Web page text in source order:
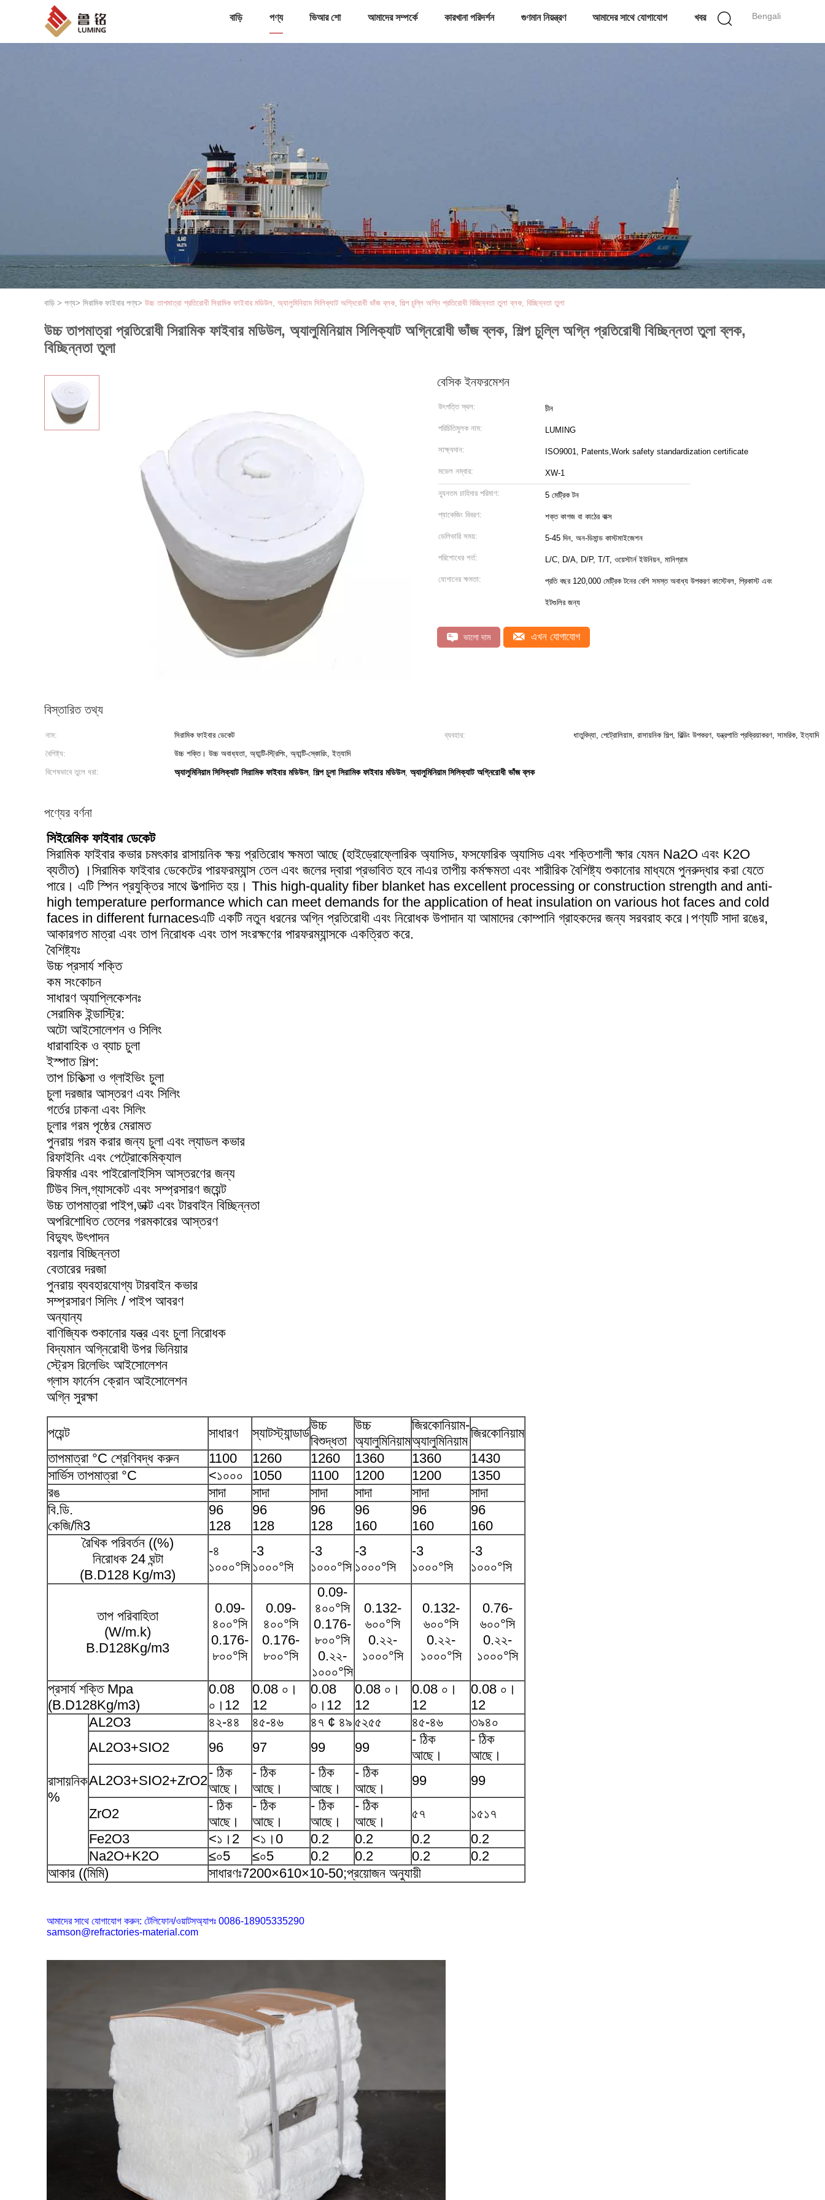
Bengali
বাড়ি পণ্য ভিআর শো আমাদের সম্পর্কে কারখানা পরিদর্শন গুণমান নিয়ন্ত্রণ আমাদের সাথে যোগাযোগ খবর
বাড়ি > পণ্য> সিরামিক ফাইবার পণ্য> উচ্চ তাপমাত্রা প্রতিরোধী সিরামিক ফাইবার মডিউল, অ্যালুমিনিয়াম সিলিক্যাট অগ্নিরোধী ভাঁজ ব্লক, শিল্প চুল্লি অগ্নি প্রতিরোধী বিচ্ছিন্নতা তুলা ব্লক, বিচ্ছিন্নতা তুলা
উচ্চ তাপমাত্রা প্রতিরোধী সিরামিক ফাইবার মডিউল, অ্যালুমিনিয়াম সিলিক্যাট অগ্নিরোধী ভাঁজ ব্লক, শিল্প চুল্লি অগ্নি প্রতিরোধী বিচ্ছিন্নতা তুলা ব্লক,
বিচ্ছিন্নতা তুলা
বেসিক ইনফরমেশন
উৎপত্তি স্থল: চীন
পরিচিতিমুলক নাম: LUMING
সাক্ষ্যদান: ISO9001, Patents,Work safety standardization certificate
মডেল নম্বার: XW-1
ন্যূনতম চাহিদার পরিমাণ: 5 মেট্রিক টন
প্যাকেজিং বিবরণ: শক্ত কাগজ বা কাঠের বাক্স
ডেলিভারি সময়: 5-45 দিন, অন-ডিমান্ড কাস্টমাইজেশন
পরিশোধের শর্ত: L/C, D/A, D/P, T/T, ওয়েস্টার্ন ইউনিয়ন, মানিগ্রাম
যোগানের ক্ষমতা: প্রতি বছর 120,000 মেট্রিক টনের বেশি সমস্ত অবাধ্য উপকরণ কাস্টেবল, প্রিকাস্ট এবং
ইটগুলির জন্য
ভালো দাম এখন যোগাযোগ
বিস্তারিত তথ্য
নাম: সিরামিক ফাইবার ডেকেট ব্যবহার:
ধাতুবিদ্যা, পেট্রোলিয়াম, রাসায়নিক শিল্প, বিল্ডিং উপকরণ, যন্ত্রপাতি প্রক্রিয়াকরণ, সামরিক, ইত্যাদি
বৈশিষ্ট্য:
উচ্চ শক্তি। উচ্চ অবাধ্যতা, অ্যান্টি-স্ট্রিপিং, অ্যান্টি-স্কোরিং, ইত্যাদি
বিশেষভাবে তুলে ধরা:
অ্যালুমিনিয়াম সিলিক্যাট সিরামিক ফাইবার মডিউল, শিল্প চুলা সিরামিক ফাইবার মডিউল, অ্যালুমিনিয়াম সিলিক্যাট অগ্নিরোধী ভাঁজ ব্লক
পণ্যের বর্ণনা
সিইরেমিক ফাইবার ডেকেট
সিরামিক ফাইবার কভার চমৎকার রাসায়নিক ক্ষয় প্রতিরোধ ক্ষমতা আছে (হাইড্রোফ্লোরিক অ্যাসিড, ফসফোরিক অ্যাসিড এবং শক্তিশালী ক্ষার যেমন Na2O এবং K2O
ব্যতীত) ।সিরামিক ফাইবার ডেকেটের পারফরম্যান্স তেল এবং জলের দ্বারা প্রভাবিত হবে নাএর তাপীয় কর্মক্ষমতা এবং শারীরিক বৈশিষ্ট্য শুকানোর মাধ্যমে পুনরুদ্ধার করা যেতে
পারে। এটি স্পিন প্রযুক্তির সাথে উত্পাদিত হয়। This high-quality fiber blanket has excellent processing or construction strength and anti-
high temperature performance which can meet demands for the application of heat insulation on various hot faces and cold
faces in different furnacesএটি একটি নতুন ধরনের অগ্নি প্রতিরোধী এবং নিরোধক উপাদান যা আমাদের কোম্পানি গ্রাহকদের জন্য সরবরাহ করে।পণ্যটি সাদা রঙের,
আকারগত মাত্রা এবং তাপ নিরোধক এবং তাপ সংরক্ষণের পারফরম্যান্সকে একত্রিত করে.
বৈশিষ্ট্যঃ
উচ্চ প্রসার্য শক্তি
কম সংকোচন
সাধারণ অ্যাপ্লিকেশনঃ
সেরামিক ইন্ডাস্ট্রি:
অটো আইসোলেশন ও সিলিং
ধারাবাহিক ও ব্যাচ চুলা
ইস্পাত শিল্প:
তাপ চিকিত্সা ও গ্লাইভিং চুলা
চুলা দরজার আস্তরণ এবং সিলিং
গর্তের ঢাকনা এবং সিলিং
চুলার গরম পৃষ্ঠের মেরামত
পুনরায় গরম করার জন্য চুলা এবং ল্যাডল কভার
রিফাইনিং এবং পেট্রোকেমিক্যাল
রিফর্মার এবং পাইরোলাইসিস আস্তরণের জন্য
টিউব সিল,গ্যাসকেট এবং সম্প্রসারণ জয়েন্ট
উচ্চ তাপমাত্রা পাইপ,ডাক্ট এবং টারবাইন বিচ্ছিন্নতা
অপরিশোধিত তেলের গরমকারের আস্তরণ
বিদ্যুৎ উৎপাদন
বয়লার বিচ্ছিন্নতা
বেতারের দরজা
পুনরায় ব্যবহারযোগ্য টারবাইন কভার
সম্প্রসারণ সিলিং / পাইপ আবরণ
অন্যান্য
বাণিজ্যিক শুকানোর যন্ত্র এবং চুলা নিরোধক
বিদ্যমান অগ্নিরোধী উপর ভিনিয়ার
স্ট্রেস রিলেভিং আইসোলেশন
গ্লাস ফার্নেস ক্রোন আইসোলেশন
অগ্নি সুরক্ষা
পয়েন্ট সাধারণ স্যাটস্ট্যান্ডার্ড
উচ্চ
বিশুদ্ধতা
উচ্চ
অ্যালুমিনিয়াম
জিরকোনিয়াম-
অ্যালুমিনিয়াম
জিরকোনিয়াম
তাপমাত্রা °C শ্রেণিবদ্ধ করুন
1100 1260 1260 1360 1360
1430
সার্ভিস তাপমাত্রা °C
<১০০০ 1050 1100 1200 1200
1350
রঙ
সাদা সাদা সাদা সাদা সাদা
সাদা
বি.ডি.
কেজি/মি3
96
128
96
128
96
128
96
160
96
160
96
160
রৈখিক পরিবর্তন ((%)
নিরোধক 24 ঘন্টা
(B.D128 Kg/m3)
-৪
১০০০°সি
-3
১০০০°সি
-3
১০০০°সি
-3
১০০০°সি
-3
১০০০°সি
-3
১০০০°সি
তাপ পরিবাহিতা
(W/m.k)
B.D128Kg/m3
0.09-
৪০০°সি
0.176-
৮০০°সি
0.09-
৪০০°সি
0.176-
৮০০°সি
0.09-
৪০০°সি
0.176-
৮০০°সি
0.২২-
১০০০°সি
0.132-
৬০০°সি
0.২২-
১০০০°সি
0.132-
৬০০°সি
0.২২-
১০০০°সি
0.76-
৬০০°সি
0.২২-
১০০০°সি
প্রসার্য শক্তি Mpa
(B.D128Kg/m3)
0.08
০।12
0.08 ০।
12
0.08
০।12
0.08 ০।
12
0.08 ০।
12
0.08 ০।
12
রাসায়নিক
%
AL2O3 ৪২-৪৪ ৪৫-৪৬ ৪৭ ¢ ৪৯ ৫২৫৫ ৪৫-৪৬
৩৯৪০
AL2O3+SIO2
96 97 99 99
- ঠিক
আছে।
- ঠিক
আছে।
AL2O3+SIO2+ZrO2
- ঠিক
আছে।
- ঠিক
আছে।
- ঠিক
আছে।
- ঠিক
আছে।
99 99
ZrO2
- ঠিক
আছে।
- ঠিক
আছে।
- ঠিক
আছে।
- ঠিক
আছে।
৫৭
১৫১৭
Fe2O3
<১।2 <১।0 0.2 0.2 0.2
0.2
Na2O+K2O
≤০5 ≤০5 0.2 0.2 0.2
0.2
আকার ((মিমি)
সাধারণঃ7200×610×10-50;প্রয়োজন অনুযায়ী
আমাদের সাথে যোগাযোগ করুন: টেলিফোন/ওয়াটসঅ্যাপঃ 0086-18905335290
samson@refractories-material.com